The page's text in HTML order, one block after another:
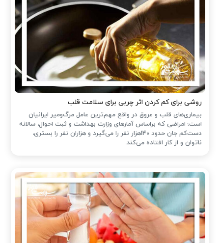
روشی برای کم کردن اثر چربی برای سلامت قلب
بیماری‌های قلب و عروق در واقع مهم‌ترین عامل مرگ‌ومیر ایرانیان
است؛ امراضی که براساس آمارهای وزارت بهداشت و ثبت احوال، سالانه
دست‌کم جان حدود 140هزار نفر را می‌گیرد و هزاران نفر را بستری،
ناتوان و از کار افتاده می‌کند.